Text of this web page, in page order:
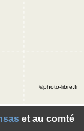
et au comté
©photo-libre.fr